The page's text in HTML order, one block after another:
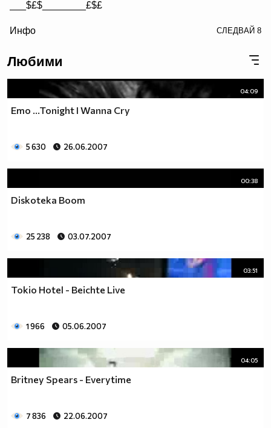
___$£$________£$£
£$£$£$________$£$£$
Инфо СЛЕДВАЙ 8
Любими
04:09
Emo ...Tonight I Wanna Cry
5 630 26.06.2007
00:38
Diskoteka Boom
25 238 03.07.2007
03:51
Tokio Hotel - Beichte Live
1 966 05.06.2007
04:05
Britney Spears - Everytime
7 836 22.06.2007